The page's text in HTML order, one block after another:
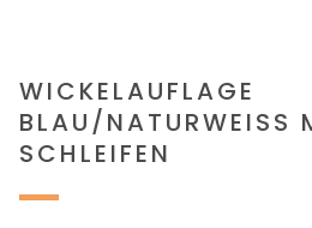
WICKELAUFLAGE
BLAU/NATURWEISS
CHLEIFEN